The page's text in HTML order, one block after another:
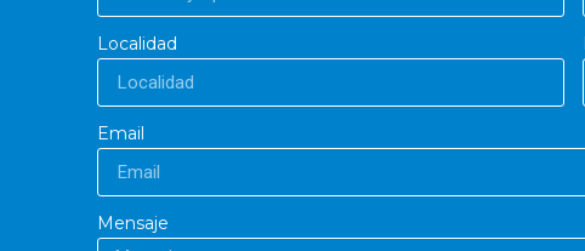
Localidad
Email
Mensaje